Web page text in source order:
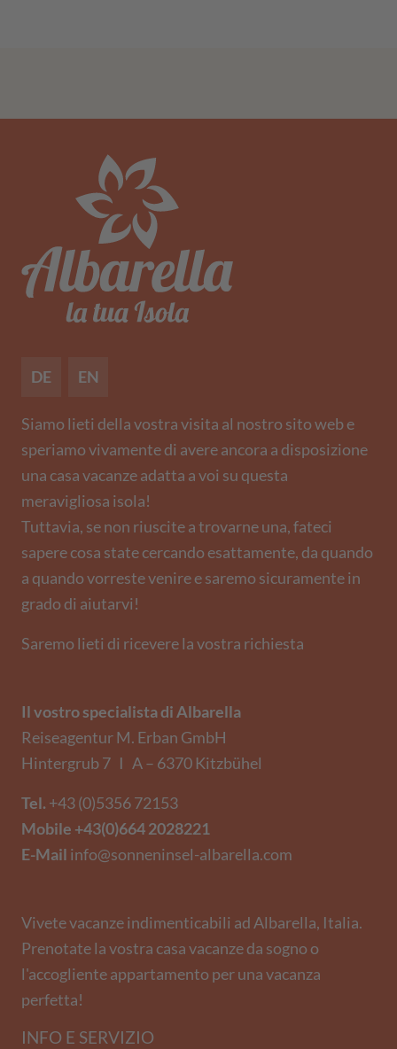
DE EN
Siamo lieti della vostra visita al nostro sito web e
speriamo vivamente di avere ancora a disposizione
una casa vacanze adatta a voi su questa
meravigliosa isola!
Tuttavia, se non riuscite a trovarne una, fateci
sapere cosa state cercando esattamente, da quando
a quando vorreste venire e saremo sicuramente in
grado di aiutarvi!
Saremo lieti di ricevere la vostra richiesta
Il vostro specialista di Albarella
Reiseagentur M. Erban GmbH
Hintergrub 7 I A – 6370 Kitzbühel
Tel. +43 (0)5356 72153
Mobile +43(0)664 2028221
E-Mail info@sonneninsel-albarella.com
Vivete vacanze indimenticabili ad Albarella, Italia.
Prenotate la vostra casa vacanze da sogno o
l'accogliente appartamento per una vacanza
perfetta!
INFO E SERVIZIO